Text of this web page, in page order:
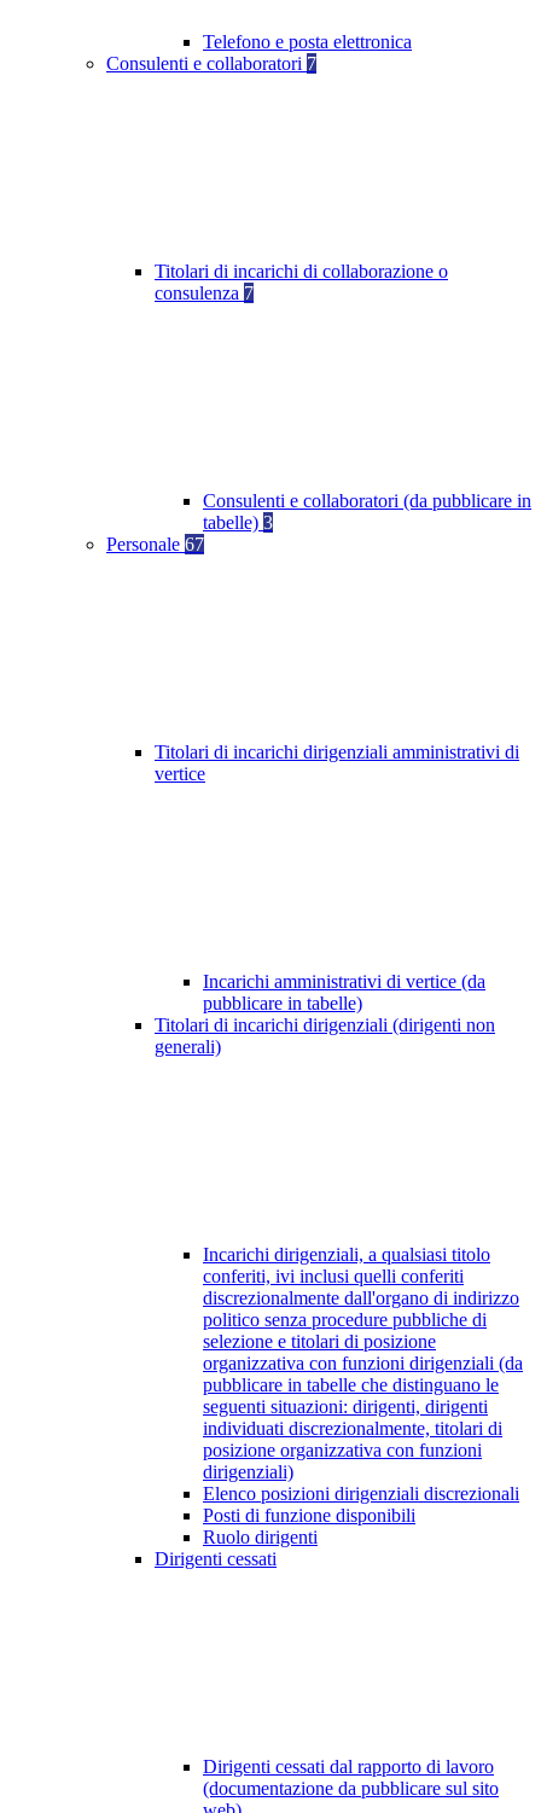
Telefono e posta elettronica
Consulenti e collaboratori 7
Titolari di incarichi di collaborazione o
consulenza 7
Consulenti e collaboratori (da pubblicare in
tabelle) 3
Personale 67
Titolari di incarichi dirigenziali amministrativi di
vertice
Incarichi amministrativi di vertice (da
pubblicare in tabelle)
Titolari di incarichi dirigenziali (dirigenti non
generali)
Incarichi dirigenziali, a qualsiasi titolo
conferiti, ivi inclusi quelli conferiti
discrezionalmente dall'organo di indirizzo
politico senza procedure pubbliche di
selezione e titolari di posizione
organizzativa con funzioni dirigenziali (da
pubblicare in tabelle che distinguano le
seguenti situazioni: dirigenti, dirigenti
individuati discrezionalmente, titolari di
posizione organizzativa con funzioni
dirigenziali)
Elenco posizioni dirigenziali discrezionali
Posti di funzione disponibili
Ruolo dirigenti
Dirigenti cessati
Dirigenti cessati dal rapporto di lavoro
(documentazione da pubblicare sul sito